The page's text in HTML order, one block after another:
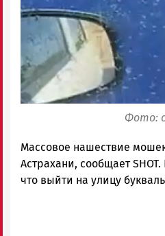
|
Петрозаводск
ГОВОРИТ
Фото:
Массовое нашествие
Астрахани, сообщает
что выйти на улицу